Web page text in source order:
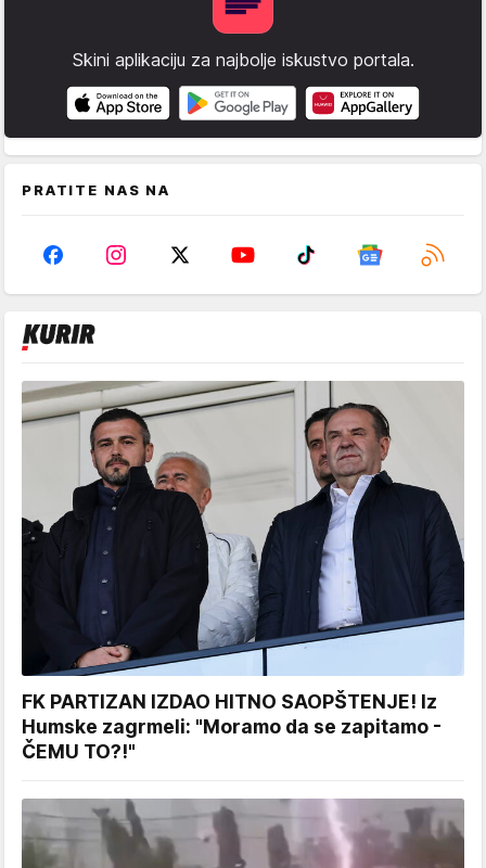
Skini aplikaciju za najbolje iskustvo portala.
PRATITE NAS NA
FK PARTIZAN IZDAO HITNO SAOPŠTENJE! Iz
Humske zagrmeli: "Moramo da se zapitamo -
ČEMU TO?!"